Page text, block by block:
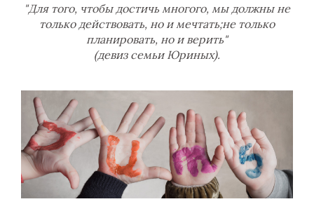
"Для того, чтобы достичь многого, мы должны не
только действовать, но и мечтать;не только
планировать, но и верить"
(девиз семьи Юриных).